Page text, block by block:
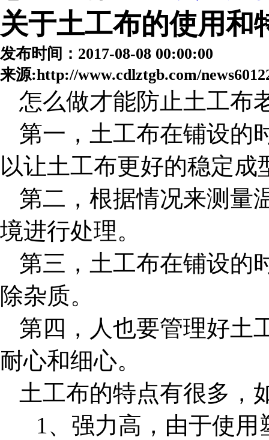
关于土工布的使用和
发布时间：2017-08-08 00:00:00
来源:http://www.cdlztgb.com/
怎么做才能防止土工布
第一，土工布在铺设的
以让土工布更好的稳定成
第二，根据情况来测量
境进行处理。
第三，土工布在铺设的
除杂质。
第四，人也要管理好土
耐心和细心。
土工布的特点有很多，
1、强力高，由于使用